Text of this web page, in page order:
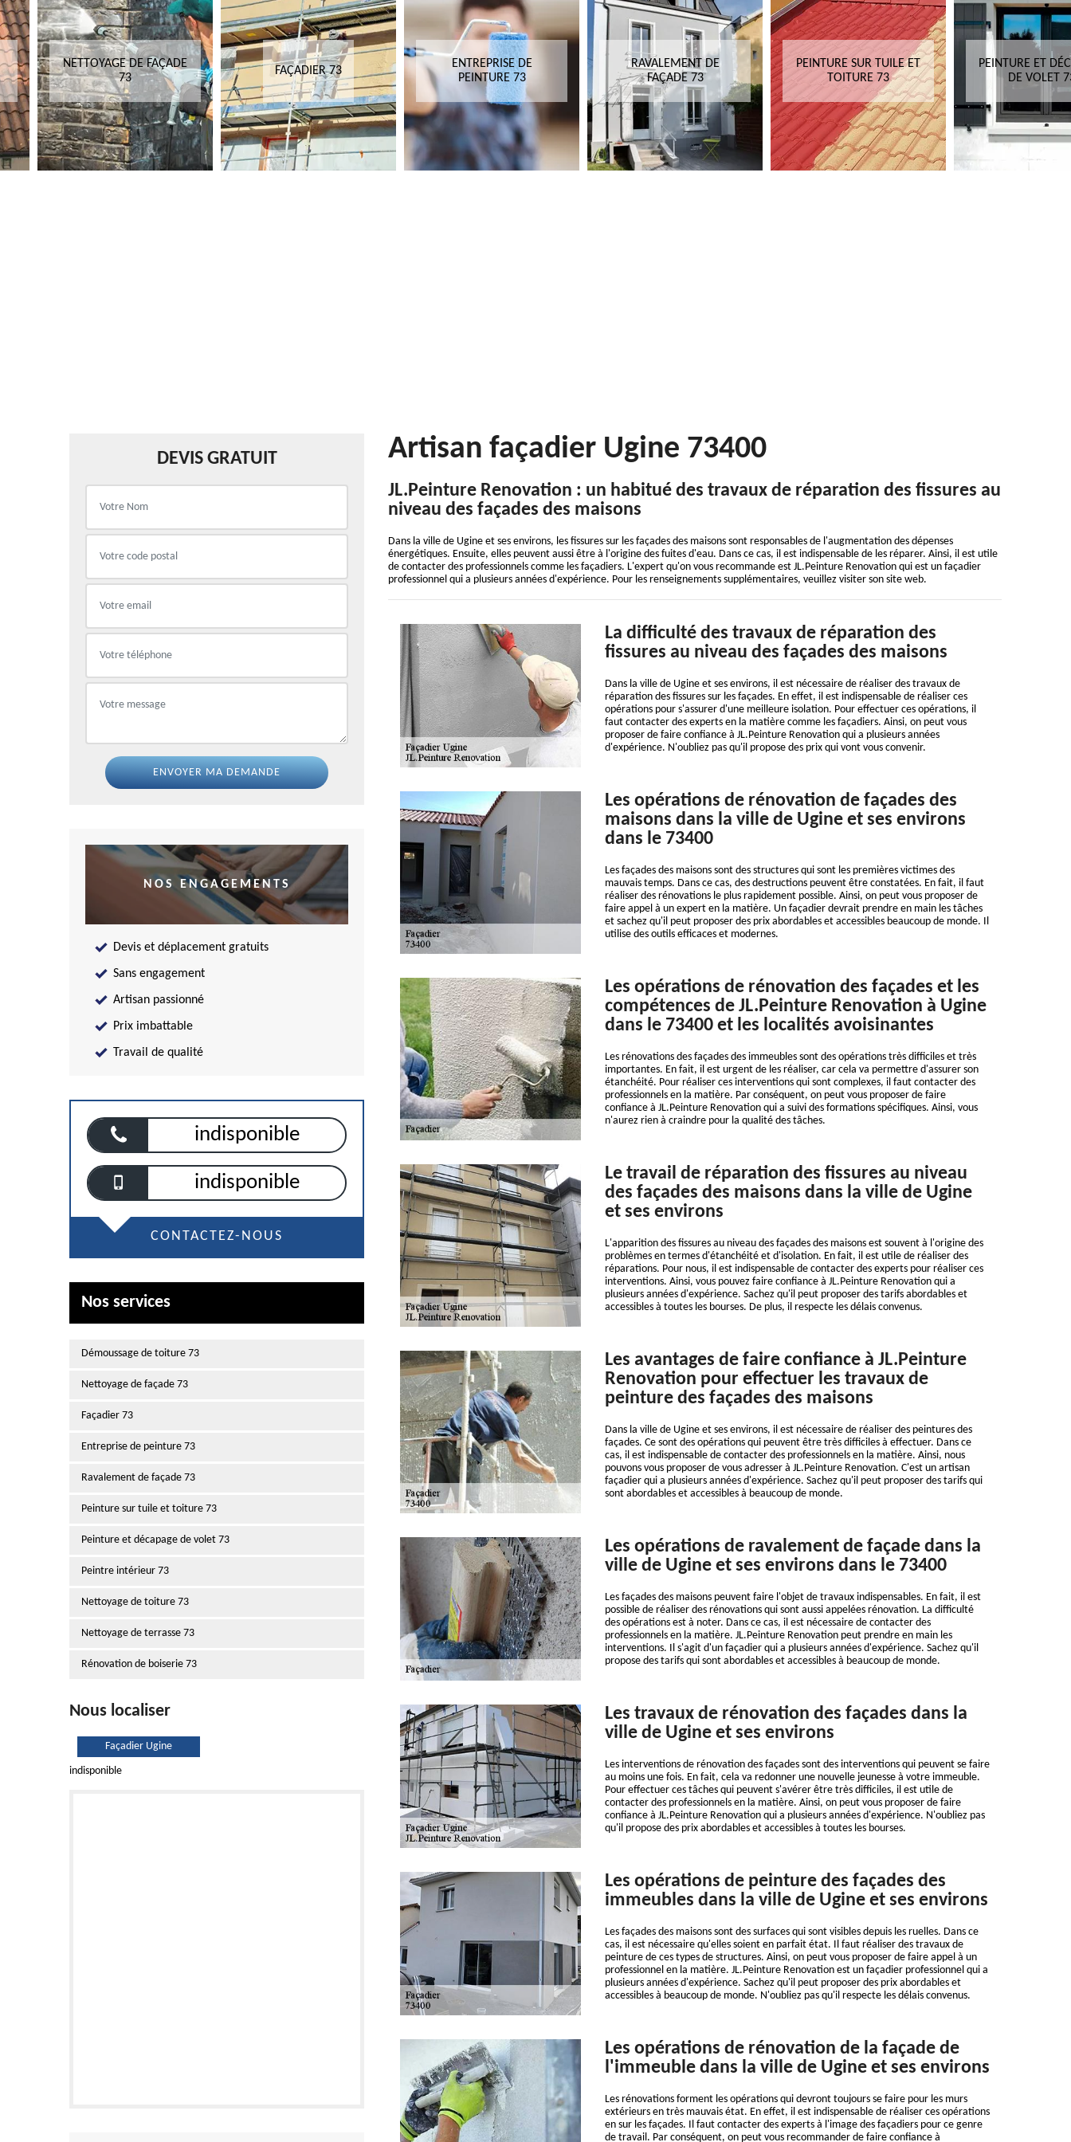
NETTOYAGE DE FAÇADE
73
FAÇADIER 73
ENTREPRISE DE
PEINTURE 73
RAVALEMENT DE
FAÇADE 73
PEINTURE SUR TUILE ET
TOITURE 73
PEINTURE ET
DE VOLET
DEVIS GRATUIT
NOS ENGAGEMENTS
Devis et déplacement gratuits
Sans engagement
Artisan passionné
Prix imbattable
Travail de qualité
indisponible
indisponible
CONTACTEZ-NOUS
Nos services
Démoussage de toiture 73
Nettoyage de façade 73
Façadier 73
Entreprise de peinture 73
Ravalement de façade 73
Peinture sur tuile et toiture 73
Peinture et décapage de volet 73
Peintre intérieur 73
Nettoyage de toiture 73
Nettoyage de terrasse 73
Rénovation de boiserie 73
Nous localiser
Façadier Ugine
indisponible
Artisan façadier Ugine 73400
JL.Peinture Renovation : un habitué des travaux de réparation des fissures au
niveau des façades des maisons
Dans la ville de Ugine et ses environs, les fissures sur les façades des maisons sont responsables de l'augmentation des dépenses
énergétiques. Ensuite, elles peuvent aussi être à l'origine des fuites d'eau. Dans ce cas, il est indispensable de les réparer. Ainsi, il est utile
de contacter des professionnels comme les façadiers. L'expert qu'on vous recommande est JL.Peinture Renovation qui est un façadier
professionnel qui a plusieurs années d'expérience. Pour les renseignements supplémentaires, veuillez visiter son site web.
La difficulté des travaux de réparation des
fissures au niveau des façades des maisons
Dans la ville de Ugine et ses environs, il est nécessaire de réaliser des travaux de
réparation des fissures sur les façades. En effet, il est indispensable de réaliser ces
opérations pour s'assurer d'une meilleure isolation. Pour effectuer ces opérations, il
faut contacter des experts en la matière comme les façadiers. Ainsi, on peut vous
proposer de faire confiance à JL.Peinture Renovation qui a plusieurs années
d'expérience. N'oubliez pas qu'il propose des prix qui vont vous convenir.
Les opérations de rénovation de façades des
maisons dans la ville de Ugine et ses environs
dans le 73400
Les façades des maisons sont des structures qui sont les premières victimes des
mauvais temps. Dans ce cas, des destructions peuvent être constatées. En fait, il faut
réaliser des rénovations le plus rapidement possible. Ainsi, on peut vous proposer de
faire appel à un expert en la matière. Un façadier devrait prendre en main les tâches
et sachez qu'il peut proposer des prix abordables et accessibles beaucoup de monde. Il
utilise des outils efficaces et modernes.
Les opérations de rénovation des façades et les
compétences de JL.Peinture Renovation à Ugine
dans le 73400 et les localités avoisinantes
Les rénovations des façades des immeubles sont des opérations très difficiles et très
importantes. En fait, il est urgent de les réaliser, car cela va permettre d'assurer son
étanchéité. Pour réaliser ces interventions qui sont complexes, il faut contacter des
professionnels en la matière. Par conséquent, on peut vous proposer de faire
confiance à JL.Peinture Renovation qui a suivi des formations spécifiques. Ainsi, vous
n'aurez rien à craindre pour la qualité des tâches.
Le travail de réparation des fissures au niveau
des façades des maisons dans la ville de Ugine
et ses environs
L'apparition des fissures au niveau des façades des maisons est souvent à l'origine des
problèmes en termes d'étanchéité et d'isolation. En fait, il est utile de réaliser des
réparations. Pour nous, il est indispensable de contacter des experts pour réaliser ces
interventions. Ainsi, vous pouvez faire confiance à JL.Peinture Renovation qui a
plusieurs années d'expérience. Sachez qu'il peut proposer des tarifs abordables et
accessibles à toutes les bourses. De plus, il respecte les délais convenus.
Les avantages de faire confiance à JL.Peinture
Renovation pour effectuer les travaux de
peinture des façades des maisons
Dans la ville de Ugine et ses environs, il est nécessaire de réaliser des peintures des
façades. Ce sont des opérations qui peuvent être très difficiles à effectuer. Dans ce
cas, il est indispensable de contacter des professionnels en la matière. Ainsi, nous
pouvons vous proposer de vous adresser à JL.Peinture Renovation. C'est un artisan
façadier qui a plusieurs années d'expérience. Sachez qu'il peut proposer des tarifs qui
sont abordables et accessibles à beaucoup de monde.
Les opérations de ravalement de façade dans la
ville de Ugine et ses environs dans le 73400
Les façades des maisons peuvent faire l'objet de travaux indispensables. En fait, il est
possible de réaliser des rénovations qui sont aussi appelées rénovation. La difficulté
des opérations est à noter. Dans ce cas, il est nécessaire de contacter des
professionnels en la matière. JL.Peinture Renovation peut prendre en main les
interventions. Il s'agit d'un façadier qui a plusieurs années d'expérience. Sachez qu'il
propose des tarifs qui sont abordables et accessibles à beaucoup de monde.
Les travaux de rénovation des façades dans la
ville de Ugine et ses environs
Les interventions de rénovation des façades sont des interventions qui peuvent se faire
au moins une fois. En fait, cela va redonner une nouvelle jeunesse à votre immeuble.
Pour effectuer ces tâches qui peuvent s'avérer être très difficiles, il est utile de
contacter des professionnels en la matière. Ainsi, on peut vous proposer de faire
confiance à JL.Peinture Renovation qui a plusieurs années d'expérience. N'oubliez pas
qu'il propose des prix abordables et accessibles à toutes les bourses.
Les opérations de peinture des façades des
immeubles dans la ville de Ugine et ses environs
Les façades des maisons sont des surfaces qui sont visibles depuis les ruelles. Dans ce
cas, il est nécessaire qu'elles soient en parfait état. Il faut réaliser des travaux de
peinture de ces types de structures. Ainsi, on peut vous proposer de faire appel à un
professionnel en la matière. JL.Peinture Renovation est un façadier professionnel qui a
plusieurs années d'expérience. Sachez qu'il peut proposer des prix abordables et
accessibles à beaucoup de monde. N'oubliez pas qu'il respecte les délais convenus.
Les opérations de rénovation de la façade de
l'immeuble dans la ville de Ugine et ses environs
Les rénovations forment les opérations qui devront toujours se faire pour les murs
extérieurs en très mauvais état. En effet, il est indispensable de réaliser ces opérations
en sur les façades. Il faut contacter des experts à l'image des façadiers pour ce genre
de travail. Par conséquent, on peut vous recommander de faire confiance à